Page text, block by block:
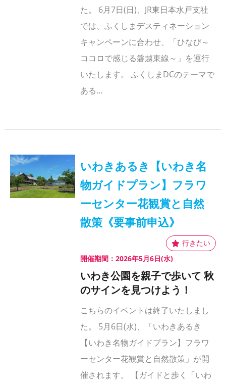
た。 6月7日(日)、JR東日本水戸支社
では、ふくしまデスティネーション
キャンペーンに合わせ、「ひなび～
ココロで感じる磐越東線～」を運行
いたします。 ふくしまDCのテーマで
ある…
いわきあるき【いわき名
物ガイドプラン】フラワ
ーセンター花観賞と自然
散策《要事前申込》
開催期間：2026年5月6日(水)
いわき公園を親子で歩いて 秋
のサインを見つけよう！
こちらのイベントは終了いたしまし
た。 5月6日(水)、「いわきあるき
【いわき名物ガイドプラン】フラワ
ーセンター花観賞と自然散策」が開
催されます。 【ガイドと歩く「いわ